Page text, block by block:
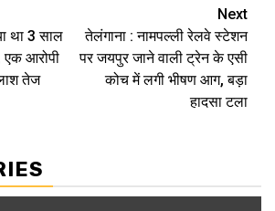
था 3 साल
आरोपी
तेज
Next
तेलंगाना : नामपल्ली रेलवे स्टेशन
पर जयपुर जाने वाली ट्रेन के एसी
कोच में लगी भीषण आग, बड़ा
हादसा टला